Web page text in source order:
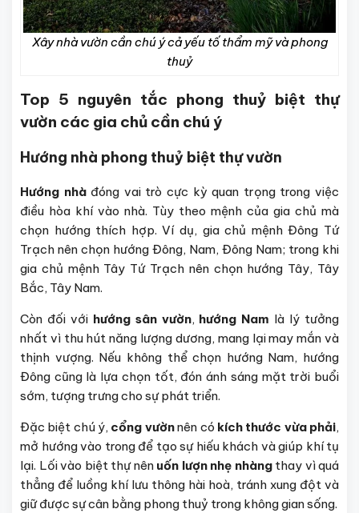
Xây nhà vườn cần chú ý cả yếu tố thẩm mỹ và phong
thuỷ
Top 5 nguyên tắc phong thuỷ biệt thự
vườn các gia chủ cần chú ý
Hướng nhà phong thuỷ biệt thự vườn
Hướng nhàđóng vai trò cực kỳ quan trọng trong việc
điều hòa khí vào nhà. Tùy theo mệnh của gia chủ mà
chọn hướng thích hợp. Ví dụ, gia chủ mệnh Đông Tứ
Trạch nên chọn hướng Đông, Nam, Đông Nam; trong khi
gia chủ mệnh Tây Tứ Trạch nên chọn hướng Tây, Tây
Bắc, Tây Nam.
Còn đối với hướng sân vườn, hướng Nam là lý tưởng
nhất vì thu hút năng lượng dương, mang lại may mắn và
thịnh vượng. Nếu không thể chọn hướng Nam, hướng
Đông cũng là lựa chọn tốt, đón ánh sáng mặt trời buổi
sớm, tượng trưng cho sự phát triển.
Đặc biệt chú ý, cổng vườnnên có kích thước vừa phải,
mở hướng vào trong để tạo sự hiếu khách và giúp khí tụ
lại. Lối vào biệt thự nên uốn lượn nhẹ nhàngthay vì quá
thẳng để luồng khí lưu thông hài hoà, tránh xung đột và
giữ được sự cân bằng phong thuỷ trong không gian sống.